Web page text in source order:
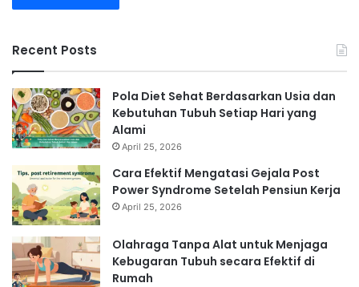
Recent Posts
Pola Diet Sehat Berdasarkan Usia dan
Kebutuhan Tubuh Setiap Hari yang
Alami
April 25, 2026
Cara Efektif Mengatasi Gejala Post
Power Syndrome Setelah Pensiun Kerja
April 25, 2026
Olahraga Tanpa Alat untuk Menjaga
Kebugaran Tubuh secara Efektif di
Rumah